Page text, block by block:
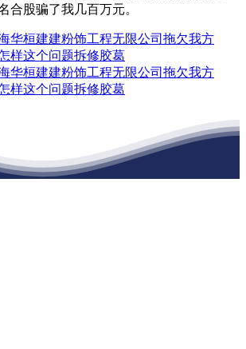
合股骗了我几百万元。
华桓建建粉饰工程无限公司拖欠我方
样这个问题拆修胶葛
华桓建建粉饰工程无限公司拖欠我方
样这个问题拆修胶葛